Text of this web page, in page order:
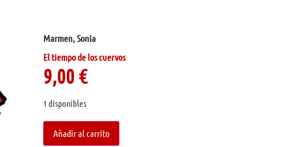
Marmen, Sonia
El tiempo de los cuervos
9,00€
1 disponibles
Añadir al carrito